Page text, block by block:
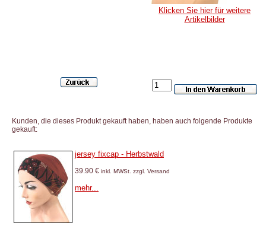
Klicken Sie hier für weitere
Artikelbilder
Kunden, die dieses Produkt gekauft haben, haben auch folgende Produkte
gekauft:
jersey fixcap - Herbstwald
39.90 € inkl. MWSt. zzgl. Versand
mehr...